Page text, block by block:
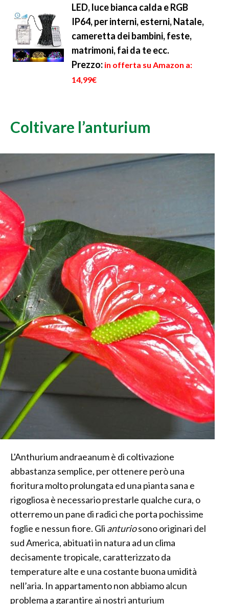
LED, luce bianca calda e RGB
IP64, per interni, esterni, Natale,
cameretta dei bambini, feste,
matrimoni, fai da te ecc.
Prezzo: in offerta su Amazon a:
14,99€
Coltivare l’anturium
L'Anthurium andraeanum è di coltivazione
abbastanza semplice, per ottenere però una
fioritura molto prolungata ed una pianta sana e
rigogliosa è necessario prestarle qualche cura, o
otterremo un pane di radici che porta pochissime
foglie e nessun fiore. Gli anturiosono originari del
sud America, abituati in natura ad un clima
decisamente tropicale, caratterizzato da
temperature alte e una costante buona umidità
nell’aria. In appartamento non abbiamo alcun
problema a garantire ai nostri anturium